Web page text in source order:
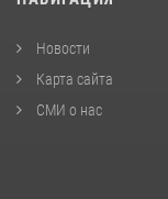
Новости
Карта сайта
СМИ о нас